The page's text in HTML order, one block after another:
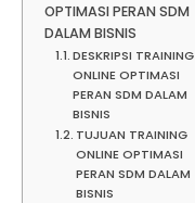
OPTIMASI PERAN SDM
DALAM BISNIS
DESKRIPSI TRAINING
ONLINE OPTIMASI
PERAN SDM DALAM
BISNIS
TUJUAN TRAINING
ONLINE OPTIMASI
PERAN SDM DALAM
BISNIS